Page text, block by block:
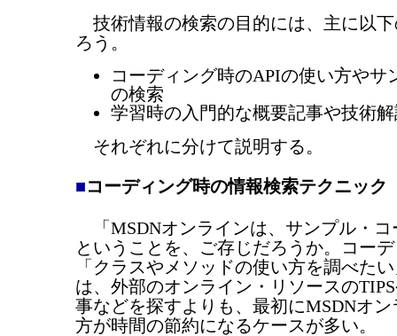
技術情報の検索の目的には、主に以
ろう。
コーディング時のAPIの使い方やサ
の検索
学習時の入門的な概要記事や技術
それぞれに分けて説明する。
■コーディング時の情報検索テクニック
「MSDNオンラインは、サンプル・コ
ということを、ご存じだろうか。コー
「クラスやメソッドの使い方を調べた
は、外部のオンライン・リソースの
事などを探すよりも、最初にMSDNオ
方が時間の節約になるケースが多い。